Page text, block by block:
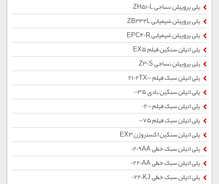
پلی پروپیلن نساجی ZH510L
پلی پروپیلن شیمیایی ZB332L
پلی پروپیلن شیمیایی EPC40R
پلی اتیلن سنگین فیلم EX5
پلی پروپیلن نساجی Z30S
پلی اتیلن سبک فیلم 2102TX00
پلی اتیلن سنگین بادی 0035
پلی اتیلن سبک فیلم 0200
پلی اتیلن سبک فیلم 0075
پلی اتیلن سنگین اکستروژن EX3
پلی اتیلن سبک خطی 0209AA
پلی اتیلن سبک خطی 0220AA
پلی اتیلن سبک خطی 0220KJ